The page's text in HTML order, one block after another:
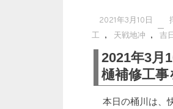
2021年3月10日
工
, 天戦地冲 , 吉
2021年3月
樋補修工
本日の桶川は、